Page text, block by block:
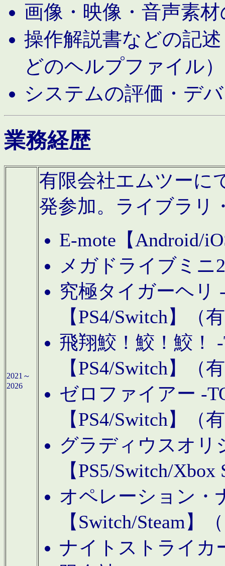
画像・映像・音声素
操作解説書などの記
どのヘルプファイル）
システムの評価・デ
業務経歴
2021～
2026
有限会社エムツーに
発参加。ライブラリ
E-mote【Android/
メガドライブミニ
究極タイガーヘリ
【PS4/Switch】（
飛翔鮫！鮫！鮫！
【PS4/Switch】（
ゼロファイアー -
【PS4/Switch】（
グラディウスオリ
【PS5/Switch/
オペレーション・
【Switch/Steam】
ナイトストライカ